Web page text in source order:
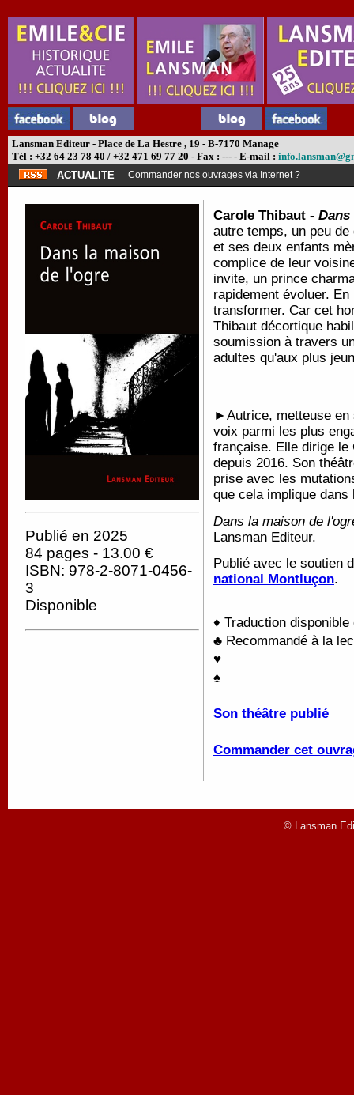
Lansman Editeur - Place de La Hestre , 19 - B-7170 Manage
Tél : +32 64 23 78 40 / +32 471 69 77 20 - Fax : --- - E-mail :
ACTUALITE
Commander nos ouvrages via Internet ?
Publié en 2025
84 pages - 13.00 €
ISBN: 978-2-8071-0456-
3
Disponible
Carole Thibaut -
autre temps, un peu
et ses deux enfants
complice de leur
invite, un prince
rapidement évoluer.
transformer. Car cet
Thibaut décortique
soumission à travers
adultes qu'aux plus
►Autrice, metteuse en
voix parmi les plus
française. Elle dirige le
depuis 2016. Son
prise avec les
que cela implique
Dans la maison de
Lansman Editeur.
Publié avec le soutien
national Montluçon.
♦ Traduction
♣ Recommandé à la
♥
♠
Son théâtre publié
Commander cet
© Lansman